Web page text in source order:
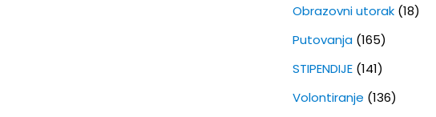
Obrazovni utorak(18)
Putovanja(165)
STIPENDIJE(141)
Volontiranje (136)